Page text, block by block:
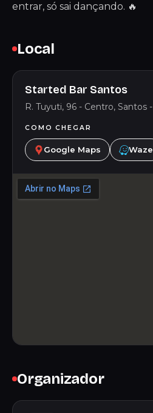
entrar, só sai dançando. 🔥
Local
Started Bar Santos
R. Tuyuti, 96 - Centro, Santos -
COMO CHEGAR
Google Maps Waze
Organizador